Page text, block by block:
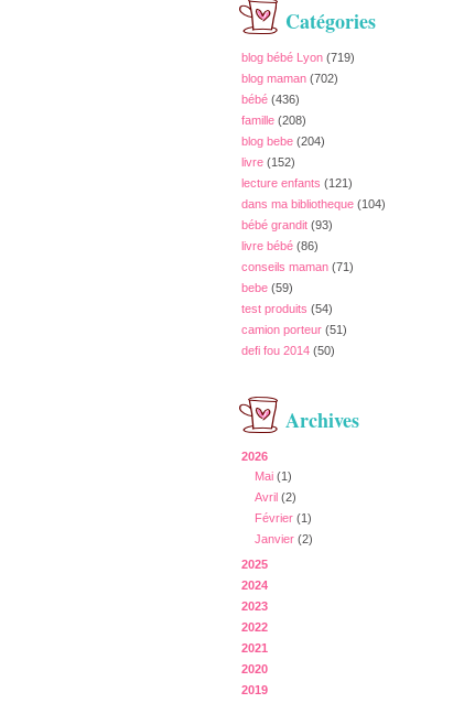
Catégories
blog bébé Lyon (719)
blog maman (702)
bébé (436)
famille (208)
blog bebe (204)
livre (152)
lecture enfants (121)
dans ma bibliotheque (104)
bébé grandit (93)
livre bébé (86)
conseils maman (71)
bebe (59)
test produits (54)
camion porteur (51)
defi fou 2014 (50)
Archives
2026
Mai (1)
Avril (2)
Février (1)
Janvier (2)
2025
2024
2023
2022
2021
2020
2019